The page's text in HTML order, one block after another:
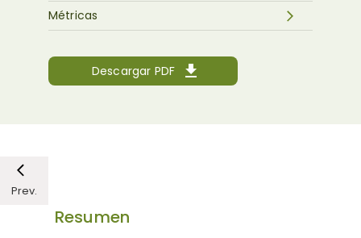
Descargar PDF
Métricas
Prev.
Resumen